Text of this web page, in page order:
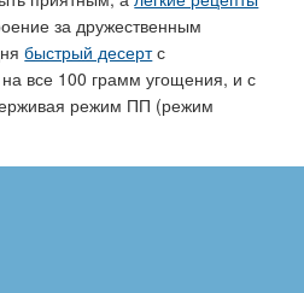
за дружественным
быстрый десертс
все 100 грамм угощения, и с
режим ПП (режим